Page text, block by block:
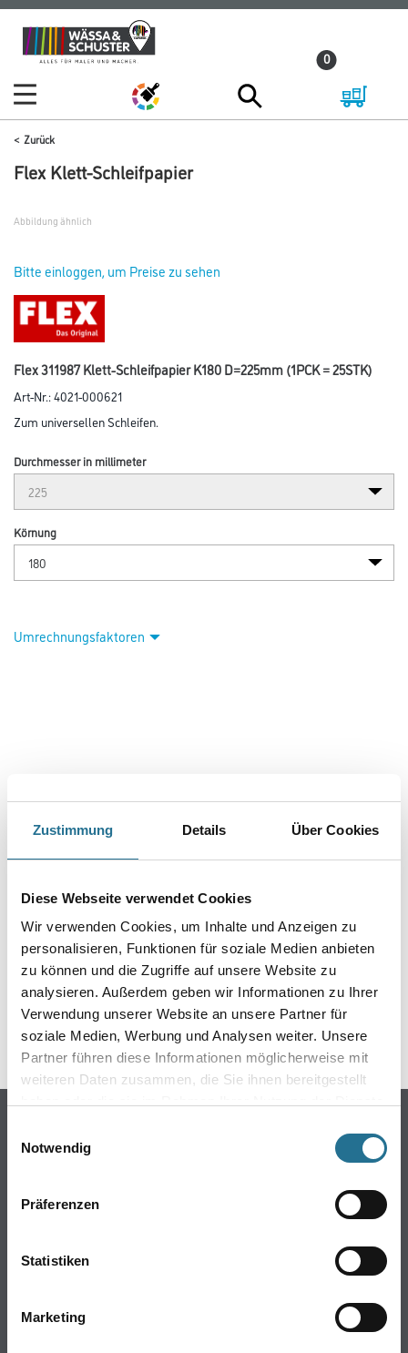
Zustimmung Details Über Cookies
Diese Webseite verwendet Cookies
Wir verwenden Cookies, um Inhalte und Anzeigen zu
personalisieren, Funktionen für soziale Medien anbieten
zu können und die Zugriffe auf unsere Website zu
analysieren. Außerdem geben wir Informationen zu Ihrer
Verwendung unserer Website an unsere Partner für
soziale Medien, Werbung und Analysen weiter. Unsere
Partner führen diese Informationen möglicherweise mit
weiteren Daten zusammen, die Sie ihnen bereitgestellt
Notwendig
Präferenzen
Statistiken
Marketing
Zum
Inhalt
Zum
Navigationsmenü
0
Zurück
Flex Klett-Schleifpapier
Abbildung ähnlich
Bitte einloggen, um Preise zu sehen
Flex 311987 Klett-Schleifpapier K180 D=225mm (1PCK = 25STK)
Art-Nr.:4021-000621
Zum universellen Schleifen.
Durchmesser in millimeter
Körnung
Umrechnungsfaktoren
PRODUKTEIGENSCHAFTEN
ZUSATZINFOS
GEFAHRENHINWEISE
SPEZIFIKATIONEN
Farbe
Trockenbau
Bodenbeläge
Verbrauchsmaterialien